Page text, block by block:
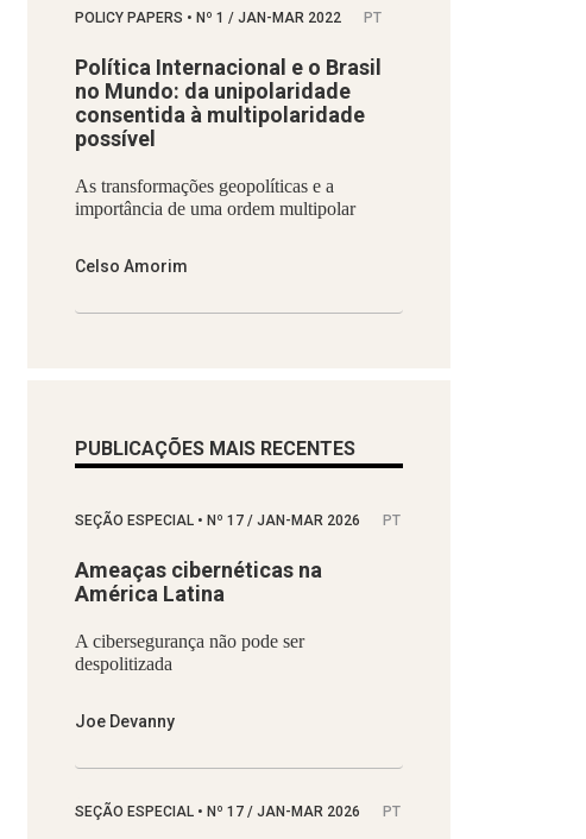
POLICY PAPERS • Nº 1 / JAN-MAR 2022 PT
Política Internacional e o Brasil
no Mundo: da unipolaridade
consentida à multipolaridade
possível
As transformações geopolíticas e a
importância de uma ordem multipolar
Celso Amorim
PUBLICAÇÕES MAIS RECENTES
SEÇÃO ESPECIAL • Nº 17 / JAN-MAR 2026 PT
Ameaças cibernéticas na
América Latina
A cibersegurança não pode ser
despolitizada
Joe Devanny
SEÇÃO ESPECIAL • Nº 17 / JAN-MAR 2026 PT